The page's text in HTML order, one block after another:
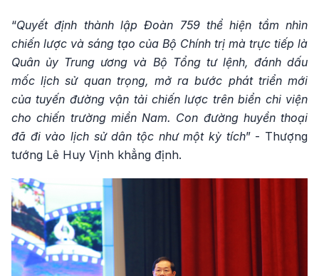
“Quyết định thành lập Đoàn 759 thể hiện tầm nhìn
chiến lược và sáng tạo của Bộ Chính trị mà trực tiếp là
Quân ủy Trung ương và Bộ Tổng tư lệnh, đánh dấu
mốc lịch sử quan trọng, mở ra bước phát triển mới
của tuyến đường vận tải chiến lược trên biển chi viện
cho chiến trường miền Nam. Con đường huyền thoại
đã đi vào lịch sử dân tộc như một kỳ tích” - Thượng
tướng Lê Huy Vịnh khẳng định.